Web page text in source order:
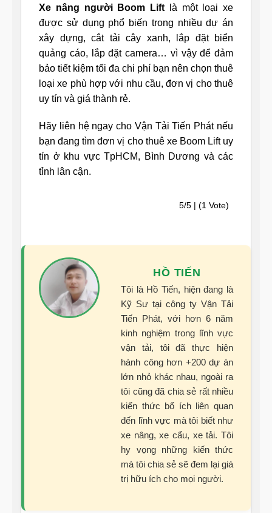
Xe nâng người Boom Lift là một loại xe
được sử dụng phổ biến trong nhiều dự án
xây dựng, cắt tải cây xanh, lắp đặt biển
quảng cáo, lắp đặt camera… vì vậy để đảm
bảo tiết kiệm tối đa chi phí bạn nên chọn thuê
loại xe phù hợp với nhu cầu, đơn vị cho thuê
uy tín và giá thành rẻ.
Hãy liên hệ ngay cho Vận Tải Tiến Phát nếu
bạn đang tìm đơn vị cho thuê xe Boom Lift uy
tín ở khu vực TpHCM, Bình Dương và các
tỉnh lân cận.
5/5 | (1 Vote)
HỒ TIẾN
Tôi là Hồ Tiến, hiện đang là
Kỹ Sư tại công ty Vận Tải
Tiến Phát, với hơn 6 năm
kinh nghiệm trong lĩnh vực
vận tải, tôi đã thực hiện
hành công hơn +200 dự án
lớn nhỏ khác nhau, ngoài ra
tôi cũng đã chia sẻ rất nhiều
kiến thức bổ ích liên quan
đến lĩnh vực mà tôi biết như
xe nâng, xe cẩu, xe tải. Tôi
hy vọng những kiến thức
mà tôi chia sẻ sẽ đem lại giá
trị hữu ích cho mọi người.